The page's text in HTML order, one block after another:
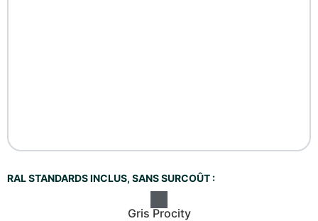
RAL STANDARDS INCLUS, SANS SURCOÛT :
Gris Procity